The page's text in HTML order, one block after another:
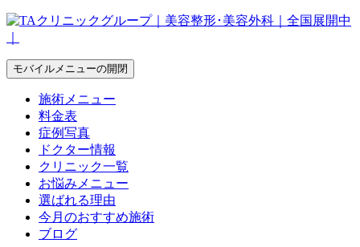
モバイルメニューの開閉
施術メニュー
料金表
症例写真
ドクター情報
クリニック一覧
お悩みメニュー
選ばれる理由
今月のおすすめ施術
ブログ